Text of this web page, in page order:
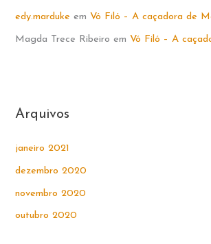
edy.marduke em Vó Filó – A caçadora de
Magda Trece Ribeiro em Vó Filó – A
Arquivos
janeiro 2021
dezembro 2020
novembro 2020
outubro 2020